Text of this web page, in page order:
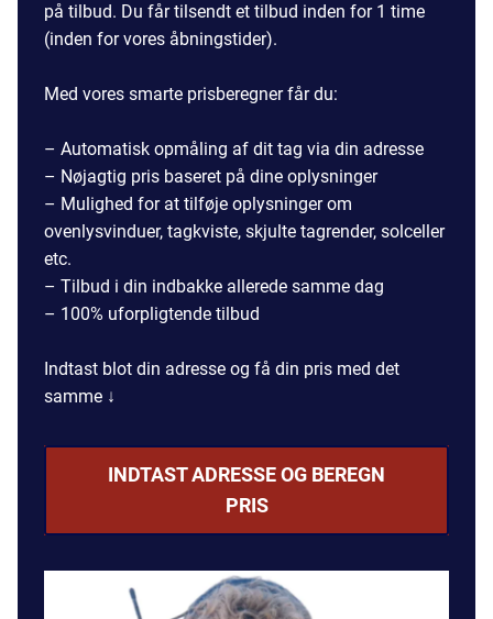
på tilbud. Du får tilsendt et tilbud inden for 1 time
(inden for vores åbningstider).
Med vores smarte prisberegner får du:
– Automatisk opmåling af dit tag via din adresse
– Nøjagtig pris baseret på dine oplysninger
– Mulighed for at tilføje oplysninger om
ovenlysvinduer, tagkviste, skjulte tagrender, solceller
etc.
– Tilbud i din indbakke allerede samme dag
– 100% uforpligtende tilbud
Indtast blot din adresse og få din pris med det
samme ↓
INDTAST ADRESSE OG BEREGN
PRIS